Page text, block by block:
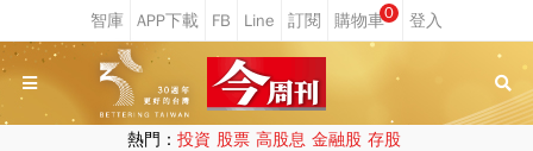
0
熱門： 投資 股票 高股息 金融股 存股